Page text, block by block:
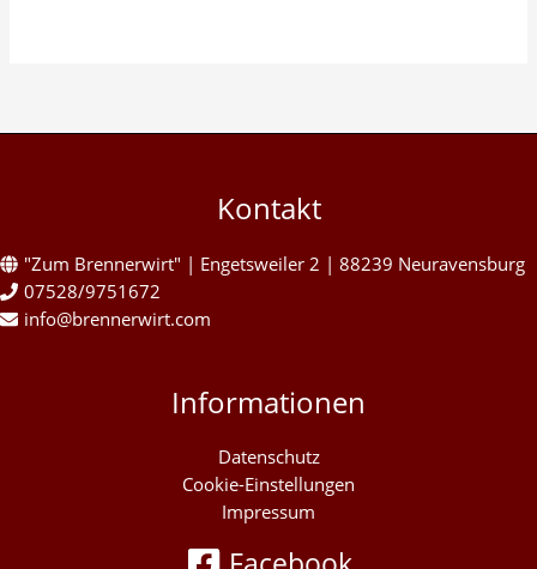
Kontakt
"Zum Brennerwirt" | Engetsweiler 2 | 88239 Neuravensburg
07528/9751672
info@brennerwirt.com
Informationen
Datenschutz
Cookie-Einstellungen
Impressum